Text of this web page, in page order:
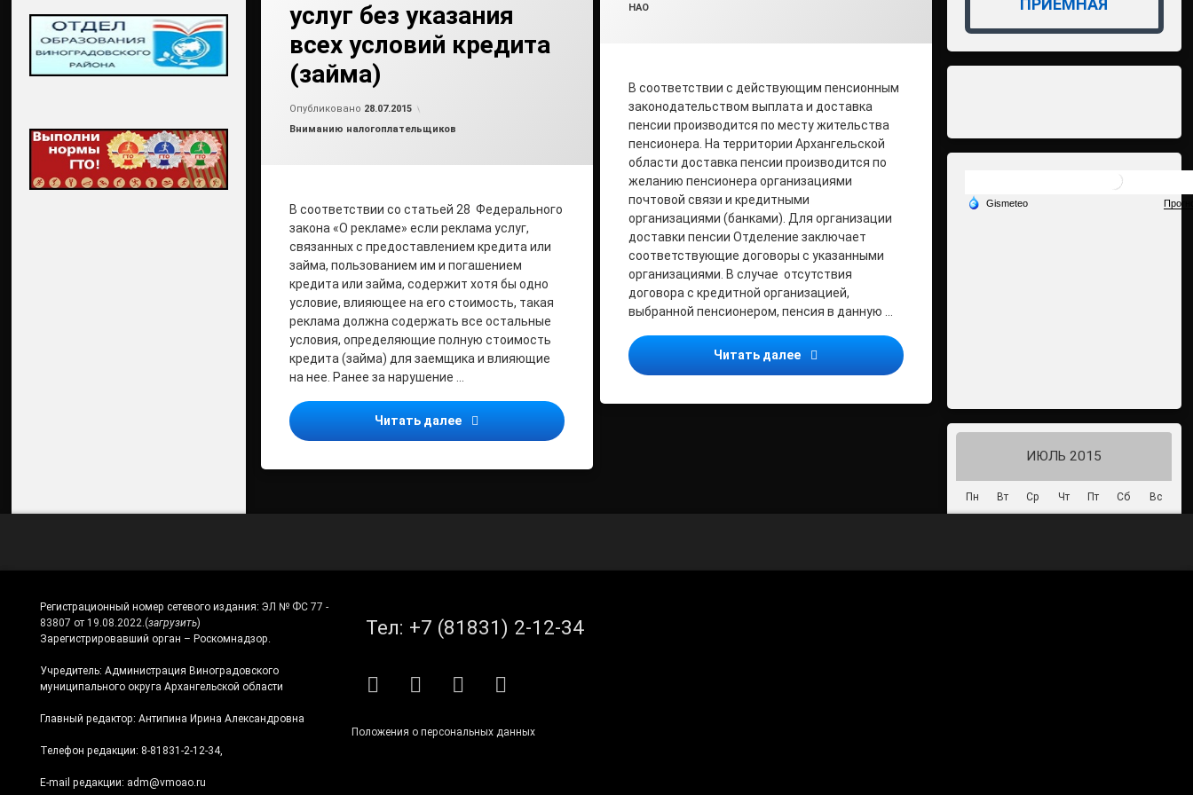
услуг без указания
всех условий кредита
(займа)
Опубликовано 28.07.2015
Рубрики:
Вниманию налогоплательщиков
В соответствии со статьей 28 Федерального
закона «О рекламе» если реклама услуг,
связанных с предоставлением кредита или
займа, пользованием им и погашением
кредита или займа, содержит хотя бы одно
условие, влияющее на его стоимость, такая
реклама должна содержать все остальные
условия, определяющие полную стоимость
кредита (займа) для заемщика и влияющие
на нее. Ранее за нарушение …
Читать далее Усилена административная ответственность за рекламу кредитных услуг без указания всех условий кредита
НАО
В соответствии с действующим пенсионным
законодательством выплата и доставка
пенсии производится по месту жительства
пенсионера. На территории Архангельской
области доставка пенсии производится по
желанию пенсионера организациями
почтовой связи и кредитными
организациями (банками). Для организации
доставки пенсии Отделение заключает
соответствующие договоры с указанными
организациями. В случае отсутствия
договора с кредитной организацией,
выбранной пенсионером, пенсия в данную …
Читать далее Как изменить способ доставки пенсии
ПРИЁМНАЯ
ИЮЛЬ 2015
Пн Вт Ср Чт Пт Сб Вс
13 14 15 16 17 18 19
Регистрационный номер сетевого издания: ЭЛ № ФС 77 -
83807 от 19.08.2022.(загрузить)
Зарегистрировавший орган – Роскомнадзор.
Учредитель: Администрация Виноградовского
муниципального округа Архангельской области
Главный редактор: Антипина Ирина Александровна
Телефон редакции: 8-81831-2-12-34,
E-mail редакции: adm@vmoao.ru
Тел: +7 (81831) 2-12-34
RSS E-mailВКонтакте
Telegram
Положения о персональных данных